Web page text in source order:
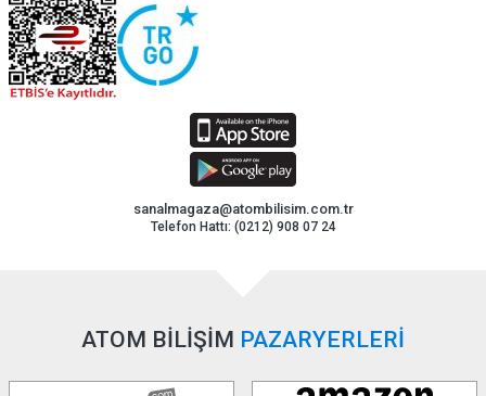
sanalmagaza@atombilisim.com.tr
Telefon Hattı: (0212) 908 07 24
ATOM BİLİŞİM PAZARYERLERİ